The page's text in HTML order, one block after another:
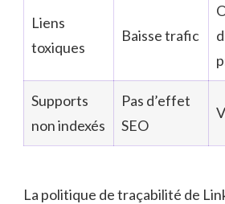
Liens
toxiques
Baisse trafic
Supports
non indexés
Pas d’effet
SEO
La politique de traçabilité de